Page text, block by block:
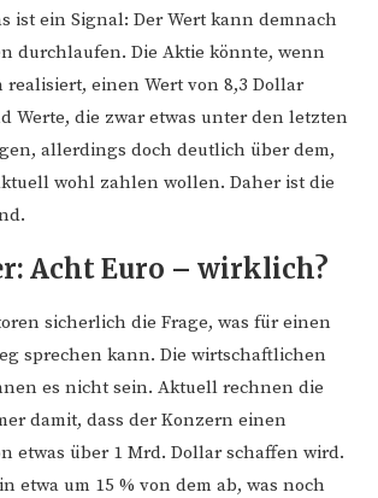
ist ein Signal: Der Wert kann demnach
durchlaufen. Die Aktie könnte, wenn
realisiert, einen Wert von 8,3 Dollar
Werte, die zwar etwas unter den letzten
allerdings doch deutlich über dem,
wohl zahlen wollen. Daher ist die
Acht Euro – wirklich?
sicherlich die Frage, was für einen
sprechen kann. Die wirtschaftlichen
es nicht sein. Aktuell rechnen die
damit, dass der Konzern einen
etwas über 1 Mrd. Dollar schaffen wird.
etwa um 15 % von dem ab, was noch